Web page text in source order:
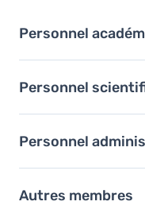
Personnel
Personnel
Personnel
Autres membres